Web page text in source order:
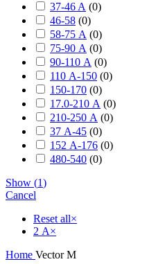
37-46 A (0)
46-58 (0)
58-75 А (0)
75-90 А (0)
90-110 А (0)
110 А-150 (0)
150-170 (0)
17.0-210 А (0)
210-250 А (0)
37 А-45 (0)
152 А-176 (0)
480-540 (0)
Show (1)
Cancel
Reset all×
2 А×
Home Vector M